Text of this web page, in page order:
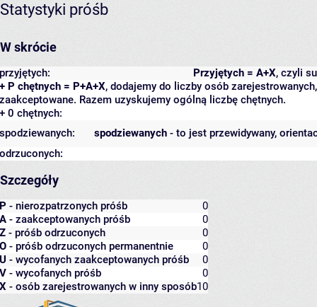
Statystyki próśb
W skrócie
Przyjętych = A+X, czyli
przyjętych:
+ P chętnych = P+A+X, dodajemy do liczby osób
zaakceptowane. Razem uzyskujemy ogólną liczbę chętnych.
+ 0 chętnych:
spodziewanych - to jest przewidywany,
spodziewanych:
odrzuconych:
Szczegóły
P - nierozpatrzonych próśb
0
A - zaakceptowanych próśb
0
Z - próśb odrzuconych
0
O - próśb odrzuconych permanentnie
0
U - wycofanych zaakceptowanych próśb
0
V - wycofanych próśb
0
X - osób zarejestrowanych w inny sposób10